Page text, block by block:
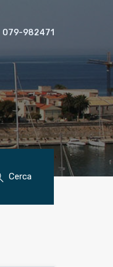
079-982471
Cerca